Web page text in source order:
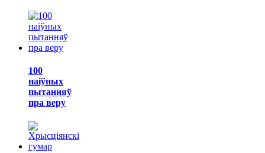
100
наіўных
пытанняў
пра веру